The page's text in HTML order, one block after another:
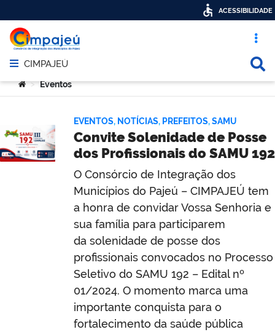
Acesso
Abrir menu principal de navegação
CIMPAJEÚ
Você está aqui:
> Eventos
EVENTOS, NOTÍCIAS, PREFEITOS,SAMU
Convite Solenidade de Posse
dos Profissionais do SAMU 192
O Consórcio de Integração dos
Municípios do Pajeú – CIMPAJEÚ tem
a honra de convidar Vossa Senhoria e
sua família para participarem
da solenidade de posse dos
profissionais convocados no Processo
Seletivo do SAMU 192 – Edital nº
01/2024. O momento marca uma
importante conquista para o
fortalecimento da saúde pública
ACESSIBILIDADE